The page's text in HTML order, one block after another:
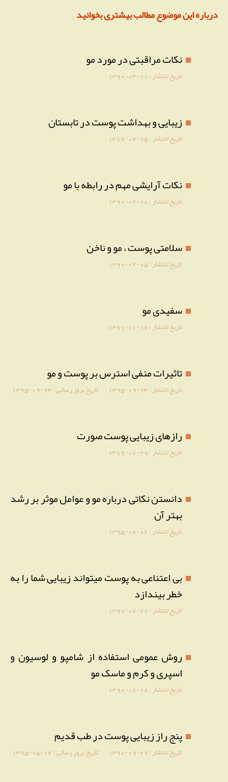
درباره این موضوع مطالب بیشتری بخوانید
نکات مراقبتی در مورد مو
تاریخ انتشار : 1390-03-11
زیبایی و بهداشت پوست در تابستان
تاریخ انتشار :1388-04-15
نکات آرايشی مهم در رابطه با مو
تاریخ انتشار :1390-02-10
سلامتی پوست ، مو و ناخن
تاریخ انتشار :1390-02-05
سفیدی مو
تاریخ انتشار :1391-01-16
تاثیرات منفی استرس بر پوست و مو
تاریخ انتشار :1395-09-13 تاریخ بروز رسانی :1395-09-13
رازهای زیبایی پوست صورت
تاریخ انتشار :1389-06-29
دانستن نکاتی درباره مو و عوامل موثر بر رشد
بهتر آن
تاریخ انتشار :1395-06-06
بی اعتناعی به پوست میتواند زیبایی شما را به
خطر بیندازد
تاریخ انتشار : 1390-07-21
روش عمومی استفاده از شامپو و لوسیون و
اسپری و کرم و ماسک مو
تاریخ انتشار :1390-08-18
پنج راز زیبایی پوست در طب قدیم
تاریخ انتشار :1390-09-29 تاریخ بروز رسانی :1395-05-16